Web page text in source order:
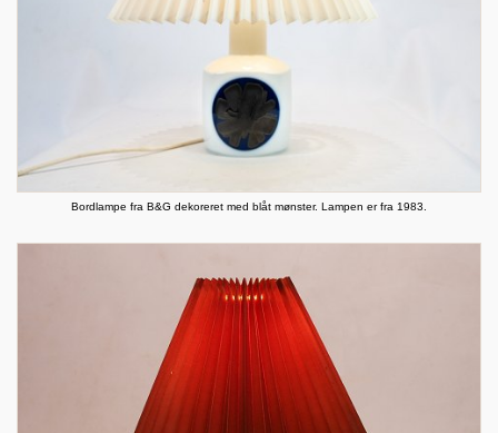
Bordlampe fra B&G dekoreret med blåt mønster. Lampen er fra 1983.